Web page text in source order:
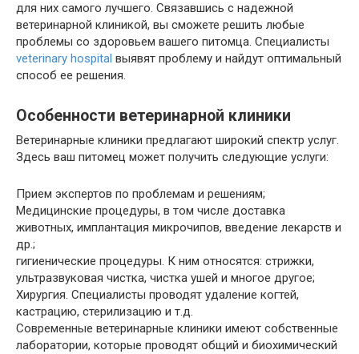
для них самого лучшего. Связавшись с надежной
ветеринарной клиникой, вы сможете решить любые
проблемы со здоровьем вашего питомца. Специалисты
veterinary hospital выявят проблему и найдут оптимальный
способ ее решения.
Особенности ветеринарной клиники
Ветеринарные клиники предлагают широкий спектр услуг.
Здесь ваш питомец может получить следующие услуги:
Прием экспертов по проблемам и решениям;
Медицинские процедуры, в том числе доставка
животных, имплантация микрочипов, введение лекарств и
др.;
гигиенические процедуры. К ним относятся: стрижки,
ультразвуковая чистка, чистка ушей и многое другое;
Хирургия. Специалисты проводят удаление когтей,
кастрацию, стерилизацию и т.д.
Современные ветеринарные клиники имеют собственные
лаборатории, которые проводят общий и биохимический